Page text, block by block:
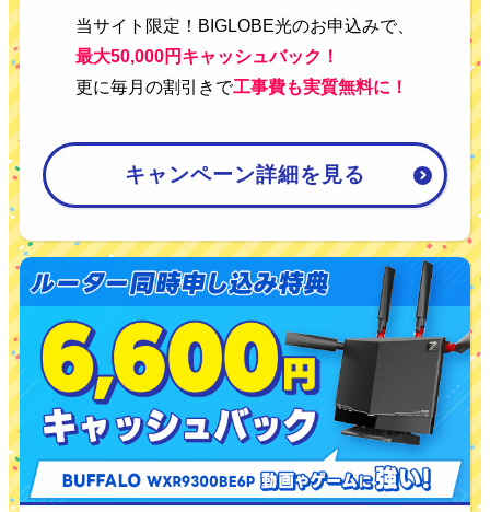
当サイト限定！BIGLOBE光のお申込みで、
最大50,000円キャッシュバック！
更に毎月の割引きで工事費も実質無料に！
キャンペーン詳細を見る